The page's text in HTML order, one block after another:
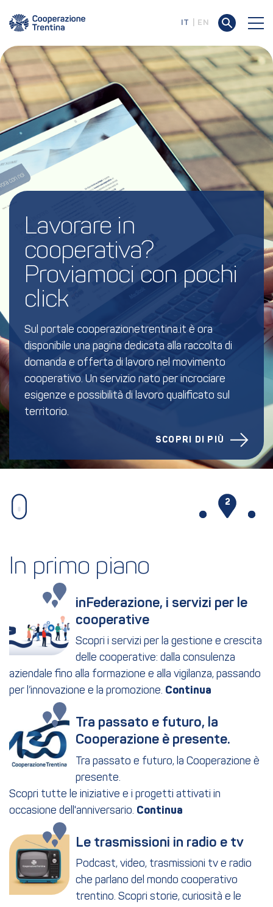
IT EN
Lavorare in
cooperativa?
Proviamoci con pochi
click
Sul portale cooperazionetrentina.it è ora
disponibile una pagina dedicata alla raccolta di
domanda e offerta di lavoro nel movimento
cooperativo. Un servizio nato per incrociare
esigenze e possibilità di lavoro qualificato sul
territorio.
SCOPRI DI PIÙ
2
In primo piano
inFederazione, i servizi per le
cooperative
Scopri i servizi per la gestione e crescita
delle cooperative: dalla consulenza
aziendale fino alla formazione e alla vigilanza, passando
per l’innovazione e la promozione.
Tra passato e futuro, la
Cooperazione è presente.
Tra passato e futuro, la Cooperazione è
presente.
Scopri tutte le iniziative e i progetti attivati in
occasione dell'anniversario.
Le trasmissioni in radio e tv
Podcast, video, trasmissioni tv e radio
che parlano del mondo cooperativo
trentino. Scopri storie, curiosità e le